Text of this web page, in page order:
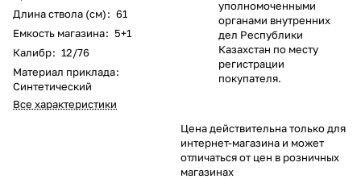
Длина ствола (см): 61
Емкость магазина: 5+1
Калибр: 12/76
Материал приклада:
Синтетический
Все характеристики
уполномоченными
органами внутренних
дел Республики
Казахстан по месту
регистрации
покупателя.
Цена действительна только для
интернет-магазина и может
отличаться от цен в розничных
магазинах